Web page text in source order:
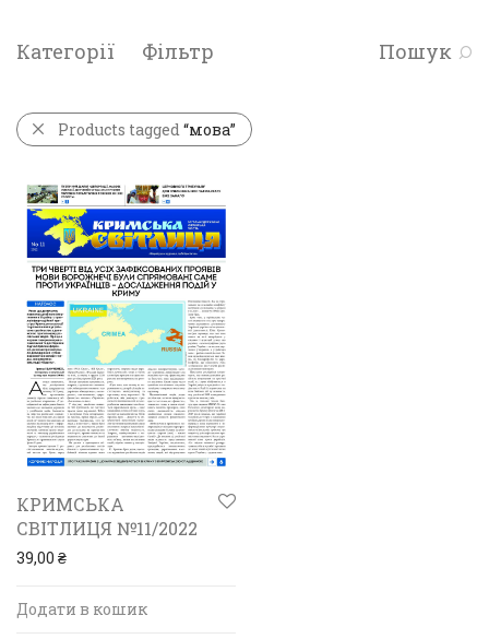
Категорії Фільтр Пошук
Products tagged“мова”
КРИМСЬКА
СВІТЛИЦЯ №11/2022
39,00 ₴
Додати в кошик